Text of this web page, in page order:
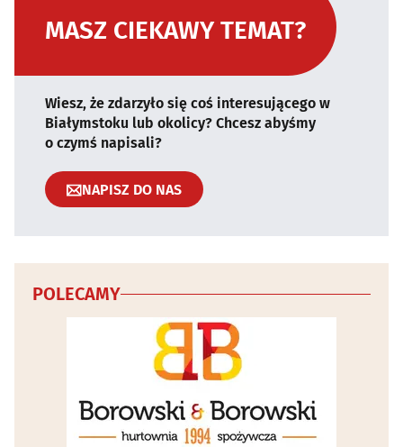
MASZ CIEKAWY TEMAT?
Wiesz, że zdarzyło się coś interesującego w
Białymstoku lub okolicy? Chcesz abyśmy
o czymś napisali?
NAPISZ DO NAS
POLECAMY